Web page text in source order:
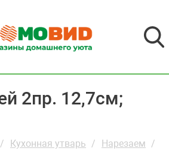
2пр. 12,7см;
Кухонная утварь
Нарезаем